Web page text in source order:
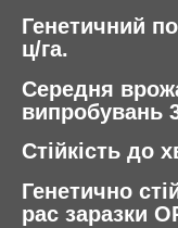
Генетичний
ц/га.
Середня
випробувань
Стійкість до
Генетично
рас заразки